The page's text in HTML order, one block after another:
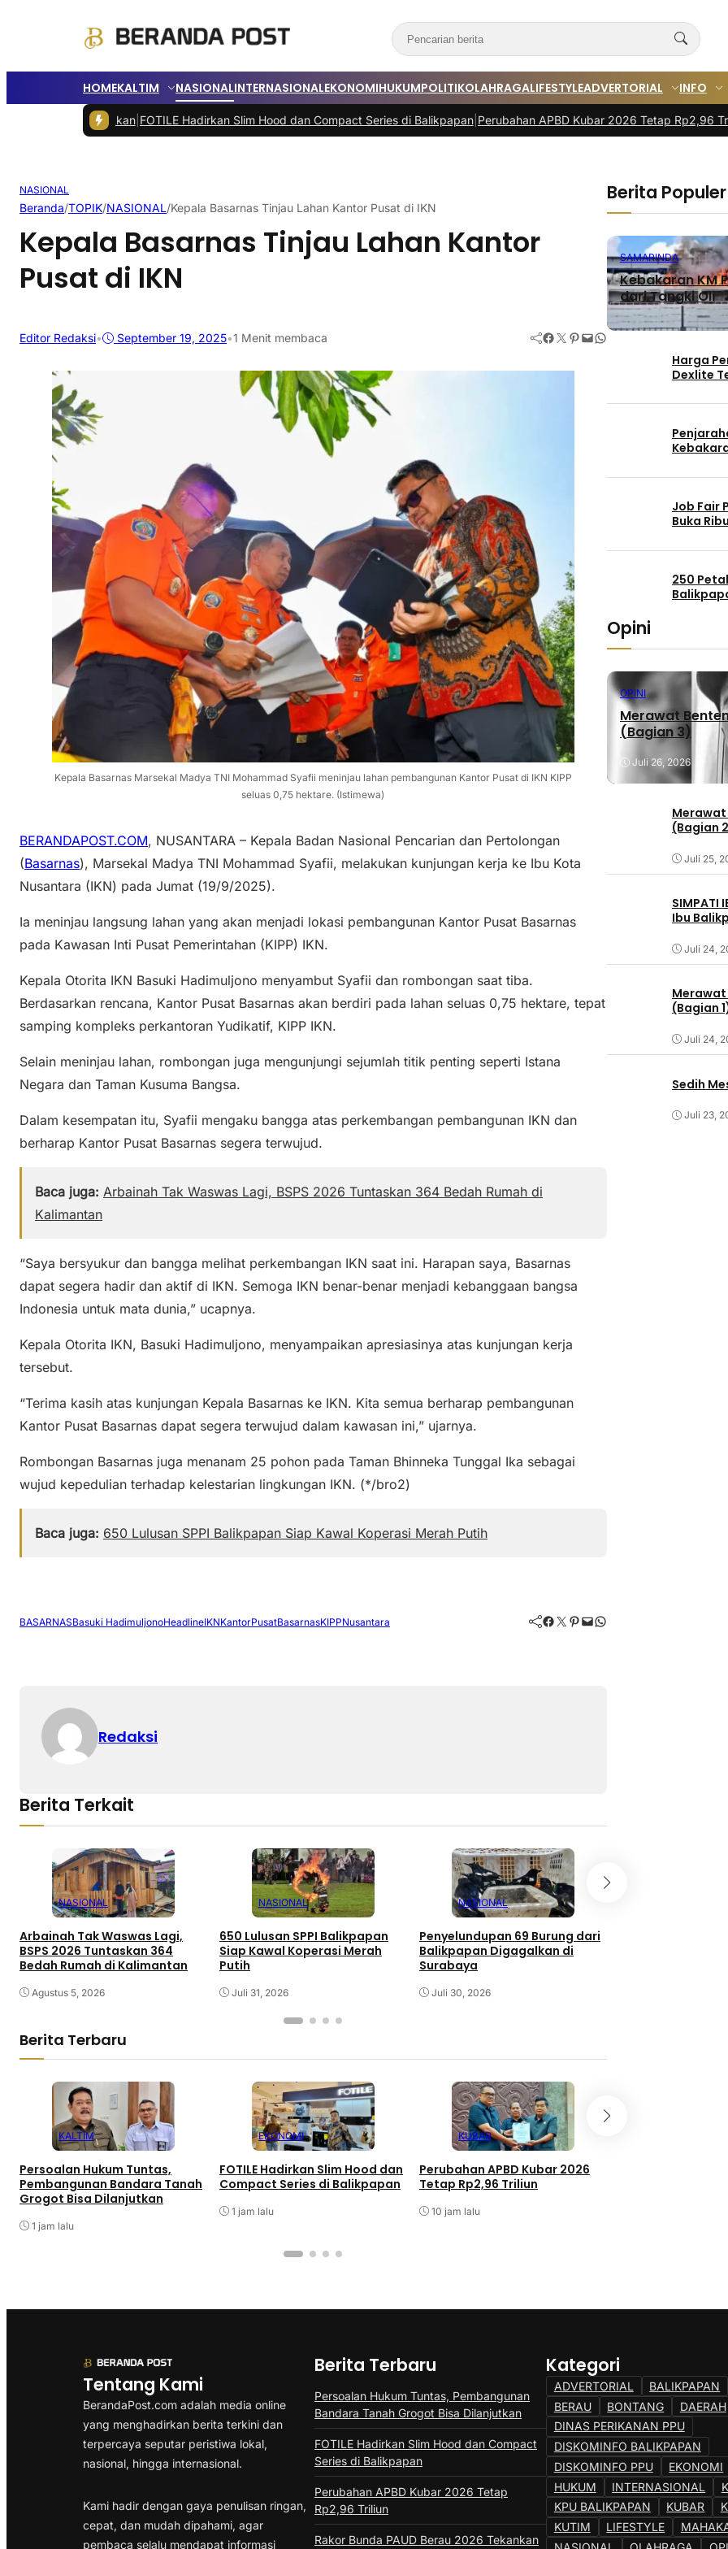
HOMEKALTIM NASIONALINTERNASIONALEKONOMIHUKUMPOLITIKOLAHRAGALIFESTYLEADVERTORIAL INFO
FOTILE Hadirkan Slim Hood dan Compact Series di Balikpapan|Perubahan APBD Kubar 2026 Tetap Rp2,96 Triliun|
NASIONAL
Beranda/TOPIK/NASIONAL/Kepala Basarnas Tinjau Lahan Kantor Pusat di IKN
Kepala Basarnas Tinjau Lahan Kantor
Pusat di IKN
Editor Redaksi• September 19, 2025•1 Menit membaca Facebook Twitter Pinterest Mail WhatsApp
Kepala Basarnas Marsekal Madya TNI Mohammad Syafii meninjau lahan pembangunan Kantor Pusat di IKN KIPP
seluas 0,75 hektare. (Istimewa)
BERANDAPOST.COM, NUSANTARA – Kepala Badan Nasional Pencarian dan Pertolongan
(Basarnas), Marsekal Madya TNI Mohammad Syafii, melakukan kunjungan kerja ke Ibu Kota
Nusantara (IKN) pada Jumat (19/9/2025).
Ia meninjau langsung lahan yang akan menjadi lokasi pembangunan Kantor Pusat Basarnas
pada Kawasan Inti Pusat Pemerintahan (KIPP) IKN.
Kepala Otorita IKN Basuki Hadimuljono menyambut Syafii dan rombongan saat tiba.
Berdasarkan rencana, Kantor Pusat Basarnas akan berdiri pada lahan seluas 0,75 hektare, tepat
samping kompleks perkantoran Yudikatif, KIPP IKN.
Selain meninjau lahan, rombongan juga mengunjungi sejumlah titik penting seperti Istana
Negara dan Taman Kusuma Bangsa.
Dalam kesempatan itu, Syafii mengaku bangga atas perkembangan pembangunan IKN dan
berharap Kantor Pusat Basarnas segera terwujud.
Baca juga: Arbainah Tak Waswas Lagi, BSPS 2026 Tuntaskan 364 Bedah Rumah di
Kalimantan
“Saya bersyukur dan bangga melihat perkembangan IKN saat ini. Harapan saya, Basarnas
dapat segera hadir dan aktif di IKN. Semoga IKN benar-benar menjadi kebanggaan bangsa
Indonesia untuk mata dunia,” ucapnya.
Kepala Otorita IKN, Basuki Hadimuljono, menyampaikan apresiasinya atas kunjungan kerja
tersebut.
“Terima kasih atas kunjungan Kepala Basarnas ke IKN. Kita semua berharap pembangunan
Kantor Pusat Basarnas dapat segera terwujud dalam kawasan ini,” ujarnya.
Rombongan Basarnas juga menanam 25 pohon pada Taman Bhinneka Tunggal Ika sebagai
wujud kepedulian terhadap kelestarian lingkungan IKN. (*/bro2)
Baca juga: 650 Lulusan SPPI Balikpapan Siap Kawal Koperasi Merah Putih
BASARNASBasuki HadimuljonoHeadlineIKNKantorPusatBasarnasKIPPNusantara Facebook Twitter Pinterest Mail WhatsApp
Redaksi
Berita Terkait
NASIONAL
Arbainah Tak Waswas Lagi,
BSPS 2026 Tuntaskan 364
Bedah Rumah di Kalimantan
Agustus 5, 2026
NASIONAL
650 Lulusan SPPI Balikpapan
Siap Kawal Koperasi Merah
Putih
Juli 31, 2026
NASIONAL
Penyelundupan 69 Burung dari
Balikpapan Digagalkan di
Surabaya
Juli 30, 2026
Berita Terbaru
KALTIM
Persoalan Hukum Tuntas,
Pembangunan Bandara Tanah
Grogot Bisa Dilanjutkan
1 jam lalu
EKONOMI
FOTILE Hadirkan Slim Hood dan
Compact Series di Balikpapan
1 jam lalu
KUBAR
Perubahan APBD Kubar 2026
Tetap Rp2,96 Triliun
10 jam lalu
Berita Populer
SAMARINDA
Kebakaran KM
dari Tangki Oli
Harga
Dexlite
Job Fair
Buka
250
Opini
OPINI
Merawat
(Bagian 3)
Juli 26, 2026
Merawat
(Bagian
Juli 25,
SIMPATI
Ibu
Juli 24,
Merawat
(Bagian
Juli 24,
Sedih
Juli 23,
Tentang Kami
BerandaPost.com adalah media online
yang menghadirkan berita terkini dan
terpercaya seputar peristiwa lokal,
nasional, hingga internasional.
Kami hadir dengan gaya penulisan ringan,
cepat, dan mudah dipahami, agar
pembaca selalu mendapat informasi
Berita Terbaru
Persoalan Hukum Tuntas, Pembangunan
Bandara Tanah Grogot Bisa Dilanjutkan
FOTILE Hadirkan Slim Hood dan Compact
Series di Balikpapan
Perubahan APBD Kubar 2026 Tetap
Rp2,96 Triliun
Rakor Bunda PAUD Berau 2026 Tekankan
Kategori
ADVERTORIAL
BALIKPAPAN
BERAU
BONTANG
DAERAH
DINAS PERIKANAN PPU
DISKOMINFO BALIKPAPAN
DISKOMINFO PPU
EKONOMI
HUKUM
INTERNASIONAL
KPU BALIKPAPAN
KUBAR
KUTIM
LIFESTYLE